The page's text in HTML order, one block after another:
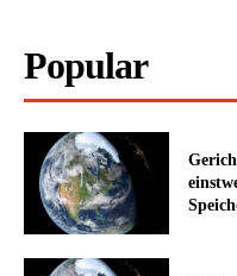
Popular